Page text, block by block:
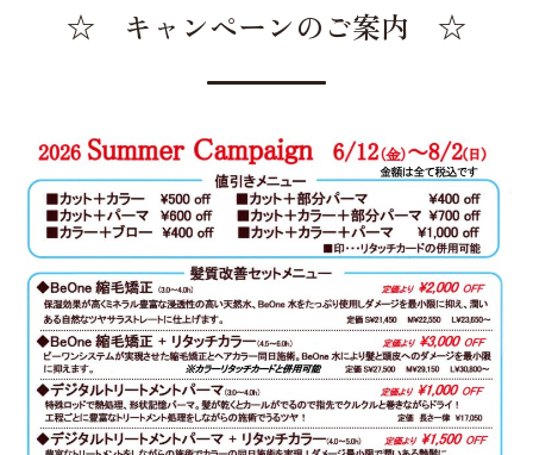
☆ キャンペーンのご案内 ☆